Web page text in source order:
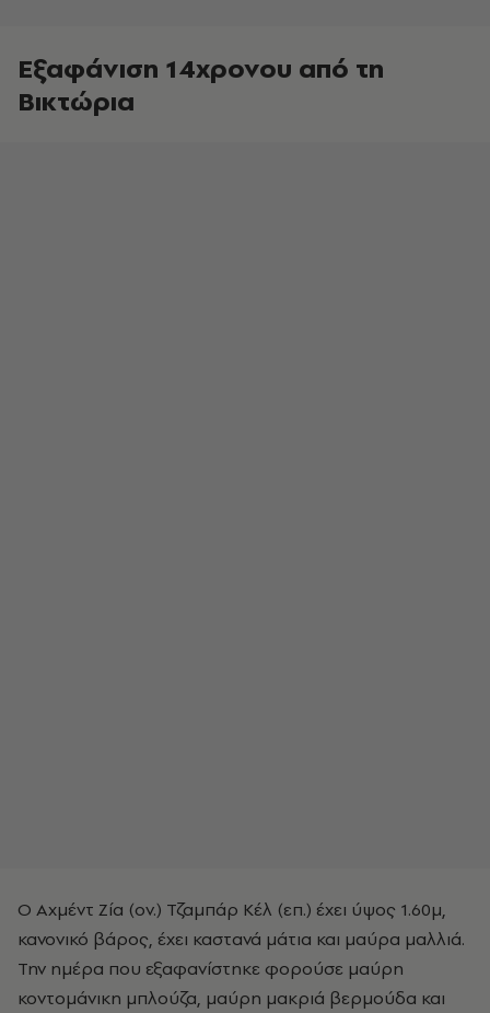
Εξαφάνιση 14χρονου από τη
Βικτώρια
Ο Αχμέντ Ζία (ον.) Τζαμπάρ Κέλ (επ.) έχει ύψος 1.60μ,
κανονικό βάρος, έχει καστανά μάτια και μαύρα μαλλιά.
Την ημέρα που εξαφανίστηκε φορούσε μαύρη
κοντομάνικη μπλούζα, μαύρη μακριά βερμούδα και